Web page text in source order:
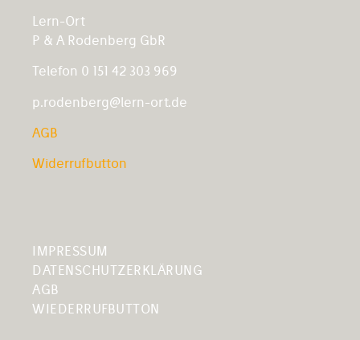
Lern-Ort
P & A Rodenberg GbR
Telefon 0 151 42 303 969
p.rodenberg@lern-ort.de
AGB
Widerrufbutton
IMPRESSUM
DATENSCHUTZERKLÄRUNG
AGB
WIEDERRUFBUTTON